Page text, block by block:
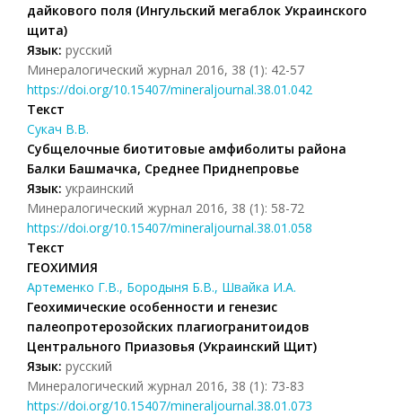
дайкового поля (Ингульский мегаблок Украинского
щита)
Язык: русский
Минералогический журнал 2016, 38 (1): 42-57
https://doi.org/10.15407/mineraljournal.38.01.042
Текст
Сукач В.В.
Субщелочные биотитовые амфиболиты района
Балки Башмачка, Среднее Приднепровье
Язык: украинский
Минералогический журнал 2016, 38 (1): 58-72
https://doi.org/10.15407/mineraljournal.38.01.058
Текст
ГЕОХИМИЯ
Артеменко Г.В., Бородыня Б.В., Швайка И.А.
Геохимические особенности и генезис
палеопротерозойских плагиогранитоидов
Центрального Приазовья (Украинский Щит)
Язык: русский
Минералогический журнал 2016, 38 (1): 73-83
https://doi.org/10.15407/mineraljournal.38.01.073